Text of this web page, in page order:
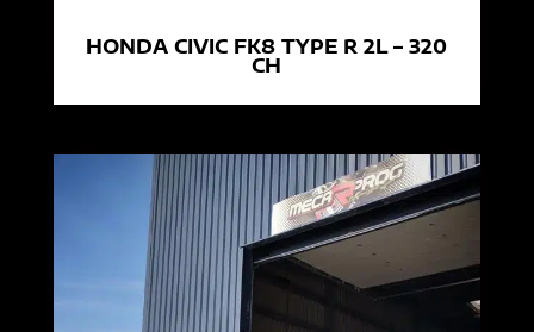
HONDA CIVIC FK8 TYPE R 2L – 320
CH